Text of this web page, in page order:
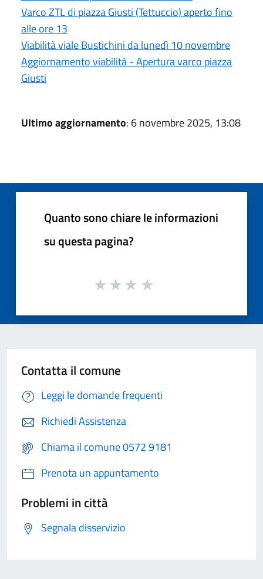
Varco ZTL di piazza Giusti (Tettuccio) aperto fino
alle ore 13
Viabilità viale Bustichini da lunedì 10 novembre
Aggiornamento viabilità - Apertura varco piazza
Giusti
Ultimo aggiornamento: 6 novembre 2025, 13:08
Quanto sono chiare le informazioni
su questa pagina?
Contatta il comune
Leggi le domande frequenti
Richiedi Assistenza
Chiama il comune 0572 9181
Prenota un appuntamento
Problemi in città
Segnala disservizio